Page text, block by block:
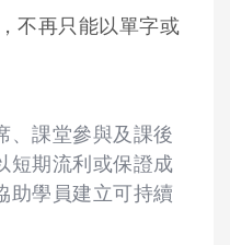
不再只能以單字或
、課堂參與及課後
短期流利或保證成
助學員建立可持續